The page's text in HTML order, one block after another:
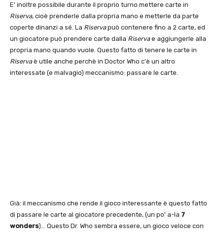
E' inoltre possibile durante il proprio turno mettere carte in
Riserva, cioè prenderle dalla propria mano e metterle da parte
coperte dinanzi a sé. La Riservapuò contenere fino a 2 carte, ed
un giocatore può prendere carte dalla Riservae aggiungerle alla
propria mano quando vuole. Questo fatto di tenere le carte in
Riservaè utile anche perchè in Doctor Who c'è un altro
interessate (e malvagio) meccanismo: passare le carte.
Già: il meccanismo che rende il gioco interessante è questo fatto
di passare le carte al giocatore precedente, (un po' a-la 7
wonders)… Questo Dr. Who sembra essere, un gioco veloce con